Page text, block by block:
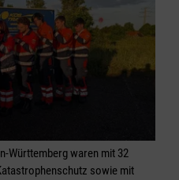
Württemberg waren mit 32
sowie mit